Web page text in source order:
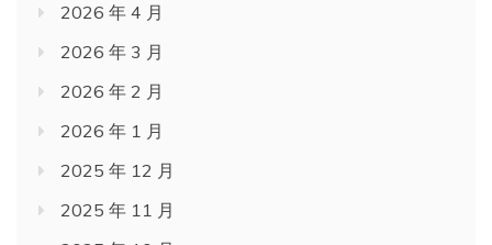
2026 年 4 月
2026 年 3 月
2026 年 2 月
2026 年 1 月
2025 年 12 月
2025 年 11 月